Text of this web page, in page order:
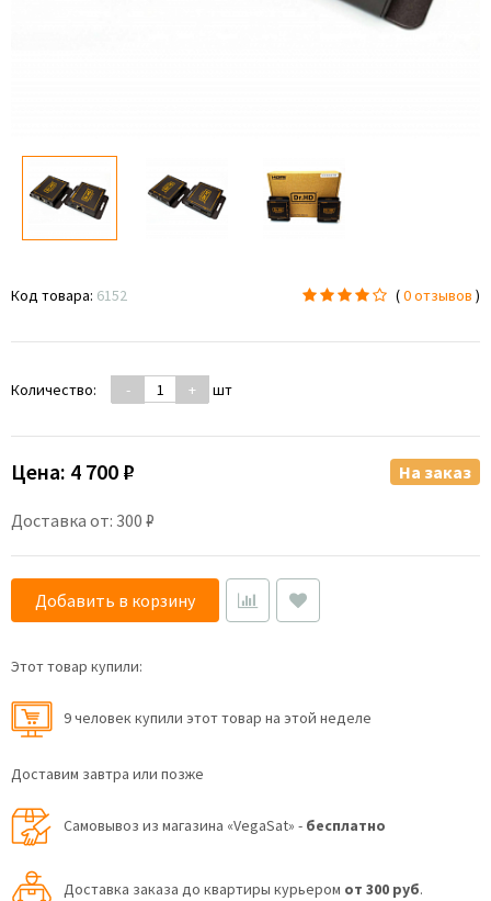
Код товара: 6152 (0 отзывов )
Количество: - + шт
Цена: 4 700 ₽
Доставка от: 300 ₽
На заказ
Добавить в корзину
Этот товар купили:
9 человек купили этот товар на этой неделе
Доставим завтра или позже
Самовывоз из магазина «VegaSat» - бесплатно
Доставка заказа до квартиры курьером от 300 руб.